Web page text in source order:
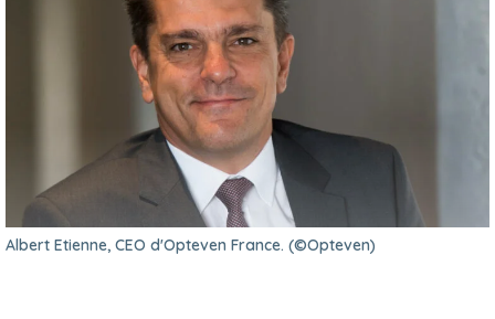
Albert Etienne, CEO d'Opteven France. (©Opteven)